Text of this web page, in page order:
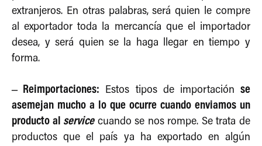
extranjeros. En otras palabras, será quien le compre
al exportador toda la mercancía que el importador
desea, y será quien se la haga llegar en tiempo y
forma.
– Reimportaciones: Estos tipos de importación se
asemejan mucho a lo que ocurre cuando enviamos un
producto al servicecuando se nos rompe. Se trata de
productos que el país ya ha exportado en algún